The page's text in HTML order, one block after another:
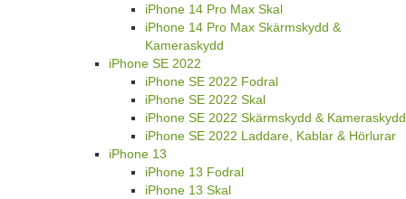
iPhone 14 Pro Max Skal
iPhone 14 Pro Max Skärmskydd &
Kameraskydd
iPhone SE 2022
iPhone SE 2022 Fodral
iPhone SE 2022 Skal
iPhone SE 2022 Skärmskydd & Kameraskydd
iPhone SE 2022 Laddare, Kablar & Hörlurar
iPhone 13
iPhone 13 Fodral
iPhone 13 Skal